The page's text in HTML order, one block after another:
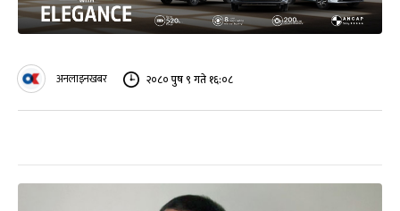
अनलाइनखबर २०८० पुष ९ गते १६:०८